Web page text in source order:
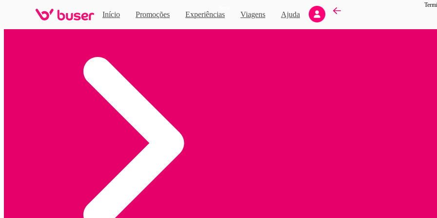
Início Promoções Experiências Viagens Ajuda